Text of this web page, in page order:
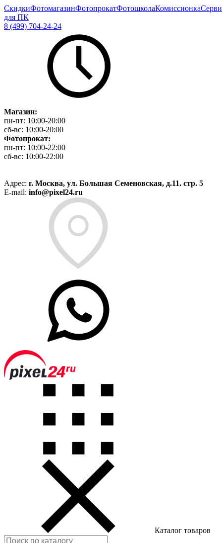
СкидкиФотомагазинФотопрокатФотошколаКомиссионка
для ПК
8 (499) 704-24-24
Магазин:
пн-пт: 10:00-20:00
сб-вс: 10:00-20:00
Фотопрокат:
пн-пт: 10:00-22:00
сб-вс: 10:00-22:00
Адрес: г. Москва, ул. Большая Семеновская, д.11. стр. 5
E-mail: info@pixel24.ru
Каталог товаров